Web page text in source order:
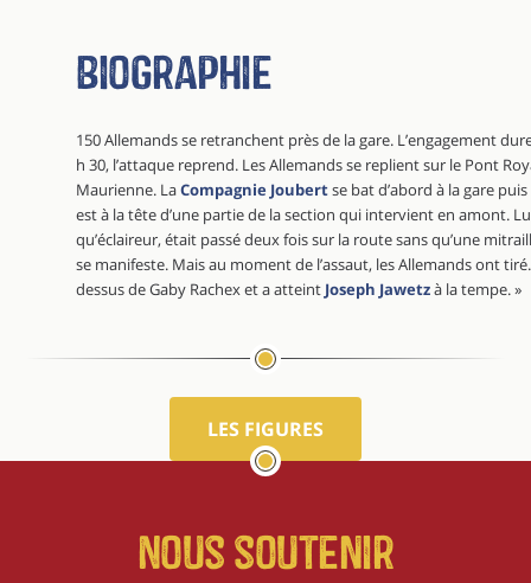
Biographie
150 Allemands se retranchent près de la gare. L’engagement
h 30, l’attaque reprend. Les Allemands se replient sur le Pont
Maurienne. LaCompagnie Joubertse bat d’abord à la gare
est à la tête d’une partie de la section qui intervient en amont.
qu’éclaireur, était passé deux fois sur la route sans qu’une
se manifeste. Mais au moment de l’assaut, les Allemands ont
dessus de Gaby Rachex et a atteint Joseph Jawetzà la tempe. »
LES FIGURES
Nous soutenir